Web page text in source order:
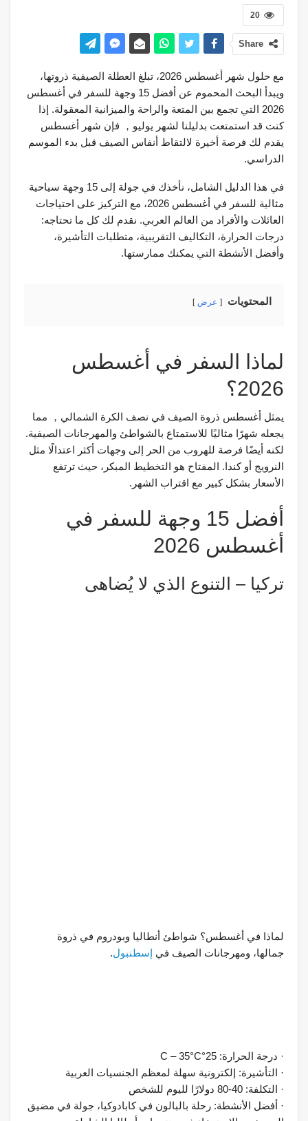
20
Share
مع حلول شهر أغسطس 2026، تبلغ العطلة الصيفية ذروتها،
ويبدأ البحث المحموم عن أفضل 15 وجهة للسفر في أغسطس
2026 التي تجمع بين المتعة والراحة والميزانية المعقولة. إذا
كنت قد استمتعت بدليلنا لشهر يوليو， فإن شهر أغسطس
يقدم لك فرصة أخيرة لالتقاط أنفاس الصيف قبل بدء الموسم
الدراسي.
في هذا الدليل الشامل، نأخذك في جولة إلى 15 وجهة سياحية
مثالية للسفر في أغسطس 2026، مع التركيز على احتياجات
العائلات والأفراد من العالم العربي. نقدم لك كل ما تحتاجه:
درجات الحرارة، التكاليف التقريبية، متطلبات التأشيرة،
وأفضل الأنشطة التي يمكنك ممارستها.
المحتويات عرض
لماذا السفر في أغسطس
2026؟
يمثل أغسطس ذروة الصيف في نصف الكرة الشمالي， مما
يجعله شهرًا مثاليًا للاستمتاع بالشواطئ والمهرجانات الصيفية.
لكنه أيضًا فرصة للهروب من الحر إلى وجهات أكثر اعتدالًا مثل
النرويج أو كندا. المفتاح هو التخطيط المبكر، حيث ترتفع
الأسعار بشكل كبير مع اقتراب الشهر.
أفضل 15 وجهة للسفر في
أغسطس 2026
تركيا – التنوع الذي لا يُضاهى
لماذا في أغسطس؟ شواطئ أنطاليا وبودروم في ذروة
جمالها، ومهرجانات الصيف في إسطنبول.
· درجة الحرارة: 25°C – 35°C
· التأشيرة: إلكترونية سهلة لمعظم الجنسيات العربية
· التكلفة: 40-80 دولارًا لليوم للشخص
· أفضل الأنشطة: رحلة بالبالون في كابادوكيا، جولة في مضيق